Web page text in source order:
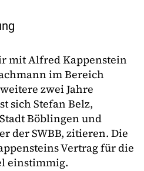
mit Alfred Kappenstein
im Bereich
zwei Jahre
sich Stefan Belz,
Böblingen und
der SWBB, zitieren. Die
Vertrag für die
einstimmig.